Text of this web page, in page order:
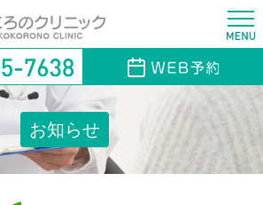
お知らせ